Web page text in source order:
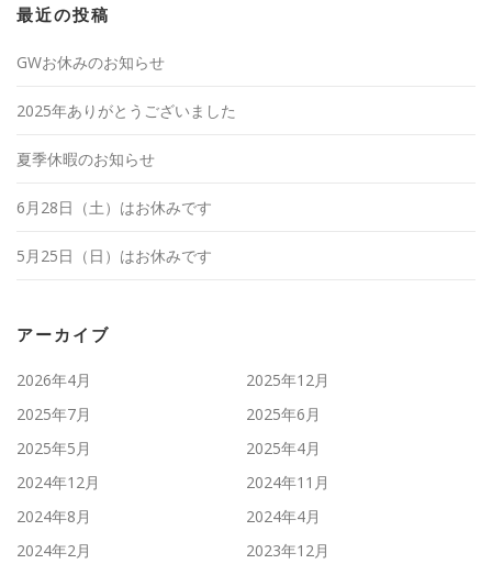
最近の投稿
GWお休みのお知らせ
2025年ありがとうございました
夏季休暇のお知らせ
6月28日（土）はお休みです
5月25日（日）はお休みです
アーカイブ
2026年4月
2025年12月
2025年7月
2025年6月
2025年5月
2025年4月
2024年12月
2024年11月
2024年8月
2024年4月
2024年2月
2023年12月